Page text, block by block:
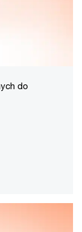
do